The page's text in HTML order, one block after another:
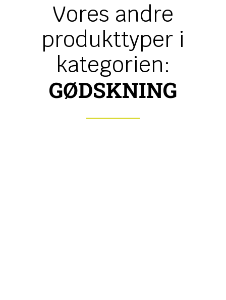
Vores andre
produkttyper i
kategorien:
GØDSKNING